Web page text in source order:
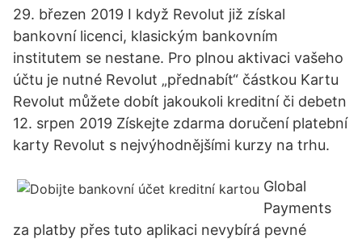
29. březen 2019 I když Revolut již získal
bankovní licenci, klasickým bankovním
institutem se nestane. Pro plnou aktivaci vašeho
účtu je nutné Revolut „přednabít“ částkou Kartu
Revolut můžete dobít jakoukoli kreditní či debetn
12. srpen 2019 Získejte zdarma doručení platební
karty Revolut s nejvýhodnějšími kurzy na trhu.
Global
Payments
za platby přes tuto aplikaci nevybírá pevné